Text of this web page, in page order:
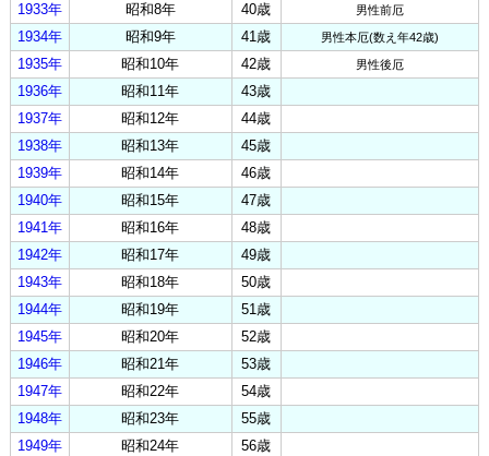
1933年
昭和8年 40歳 男性前厄
1934年 昭和9年 41歳 男性本厄(数え年42歳)
1935年 昭和10年 42歳 男性後厄
1936年 昭和11年
43歳
1937年
昭和12年
44歳
1938年
昭和13年
45歳
1939年
昭和14年
46歳
1940年
昭和15年
47歳
1941年
昭和16年
48歳
1942年
昭和17年
49歳
1943年
昭和18年
50歳
1944年
昭和19年
51歳
1945年
昭和20年
52歳
1946年
昭和21年
53歳
1947年
昭和22年
54歳
1948年
昭和23年
55歳
1949年
昭和24年
56歳